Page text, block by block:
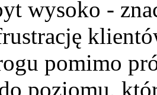
wysoko -
pomimo
poziomu,